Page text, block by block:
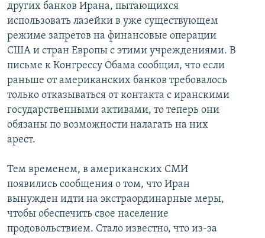
других банков Ирана, пытающихся
использовать лазейки в уже существующем
режиме запретов на финансовые операции
США и стран Европы с этими учреждениями. В
письме к Конгрессу Обама сообщил, что если
раньше от американских банков требовалось
только отказываться от контакта с иранскими
государственными активами, то теперь они
обязаны по возможности налагать на них
арест.
Тем временем, в американских СМИ
появились сообщения о том, что Иран
вынужден идти на экстраординарные меры,
чтобы обеспечить свое население
продовольствием. Стало известно, что из-за